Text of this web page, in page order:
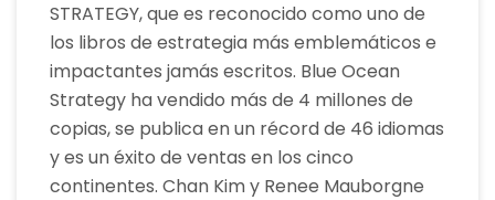
STRATEGY, que es reconocido como uno de
los libros de estrategia más emblemáticos e
impactantes jamás escritos. Blue Ocean
Strategy ha vendido más de 4 millones de
copias, se publica en un récord de 46 idiomas
y es un éxito de ventas en los cinco
continentes. Chan Kim y Renee Mauborgne